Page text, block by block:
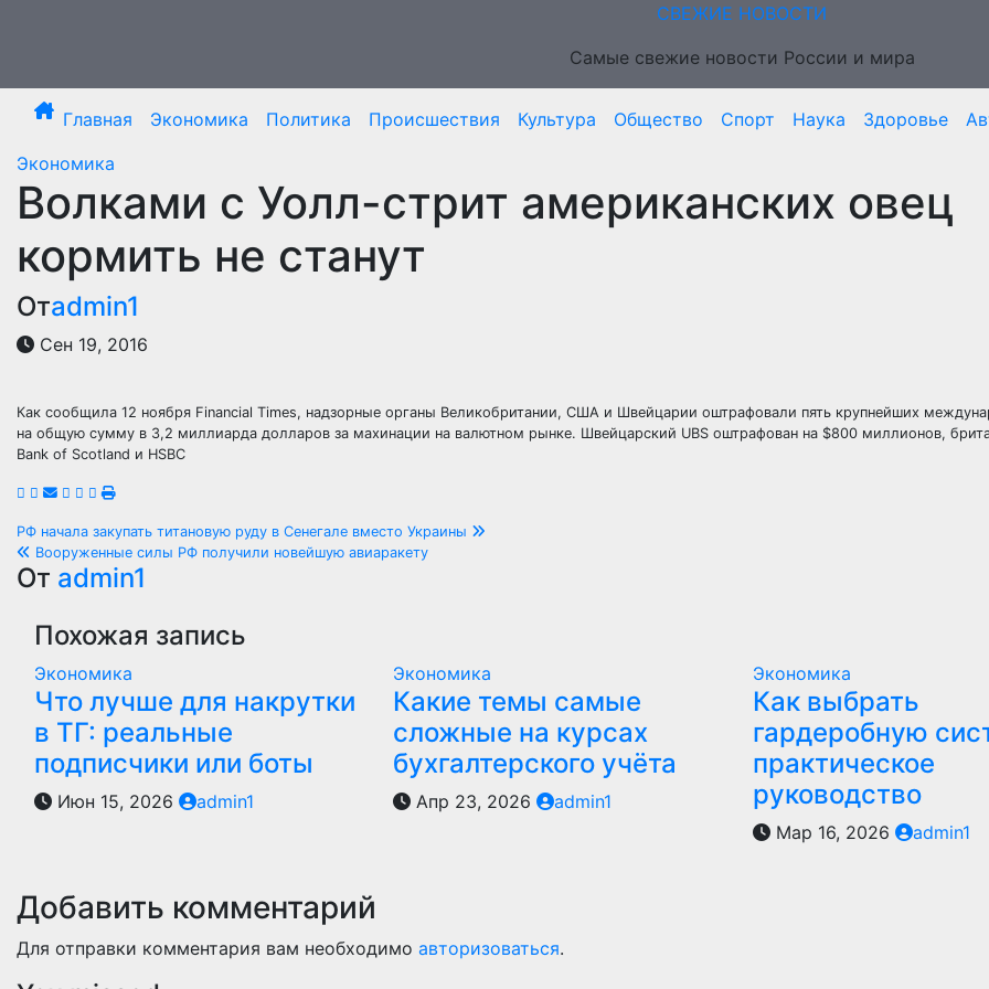
СВЕЖИЕ НОВОСТИ
Самые свежие новости России и мира
Главная Экономика Политика Происшествия Культура Общество Спорт Наука Здоровье
Экономика
Волками с Уолл-стрит американских овец
кормить не станут
Отadmin1
Сен 19, 2016
Как сообщила 12 ноября Financial Times, надзорные органы Великобритании, США и Швейцарии оштрафовали пять крупнейших
на общую сумму в 3,2 миллиарда долларов за махинации на валютном рынке. Швейцарский UBS оштрафован на $800 миллионов,
Bank of Scotland и HSBC
Навигация
по
записям
РФ начала закупать титановую руду в Сенегале вместо Украины
Вооруженные силы РФ получили новейшую авиаракету
От admin1
Похожая запись
Экономика
Что лучше для накрутки
в ТГ: реальные
подписчики или боты
Июн 15, 2026 admin1
Экономика
Какие темы самые
сложные на курсах
бухгалтерского учёта
Апр 23, 2026 admin1
Экономика
Как выбрать
гардеробную
практическое
руководство
Мар 16, 2026 admin1
Добавить комментарий
Для отправки комментария вам необходимо авторизоваться.